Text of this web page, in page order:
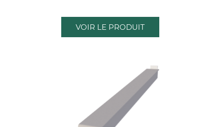
VOIR LE PRODUIT